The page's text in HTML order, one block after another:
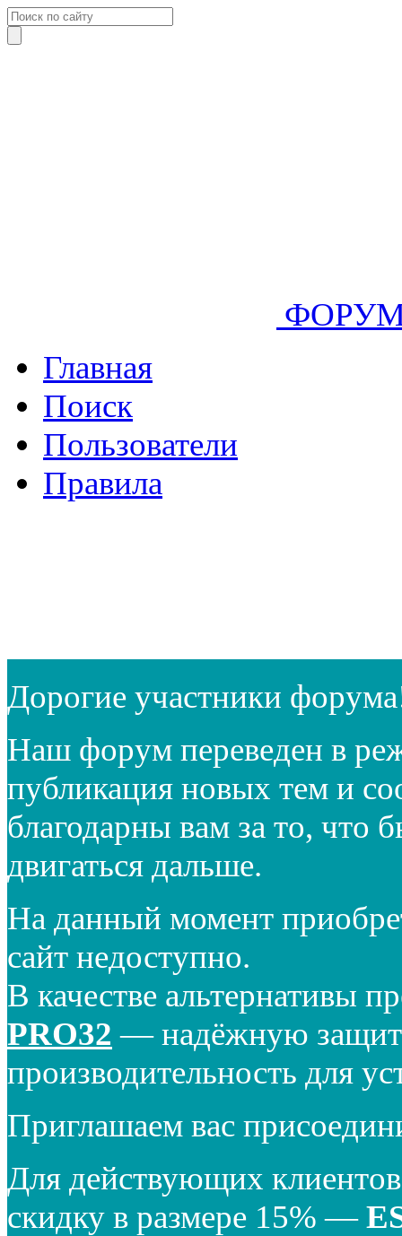
Главная
Поиск
Пользователи
Правила
Дорогие участники
Наш форум переведен в
публикация новых тем и
благодарны вам за то, что
двигаться дальше.
На данный момент
сайт недоступно.
В качестве альтернативы
PRO32 — надёжную
производительность для
Приглашаем вас
Для действующих
скидку в размере 15% —